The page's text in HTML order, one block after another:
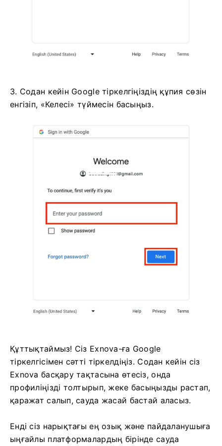
3. Содан кейін Google тіркелгіңіздің құпия сөзін
енгізіп, «Келесі» түймесін басыңыз.
Құттықтаймыз! Сіз Exnova-ға Google
тіркелгісімен сәтті тіркелдіңіз. Содан кейін сіз
Exnova басқару тақтасына өтесіз, онда
профиліңізді толтырып, жеке басыңызды растап,
қаражат салып, сауда жасай бастай аласыз.
Енді сіз нарықтағы ең озық және пайдаланушыға
ыңғайлы платформалардың бірінде сауда